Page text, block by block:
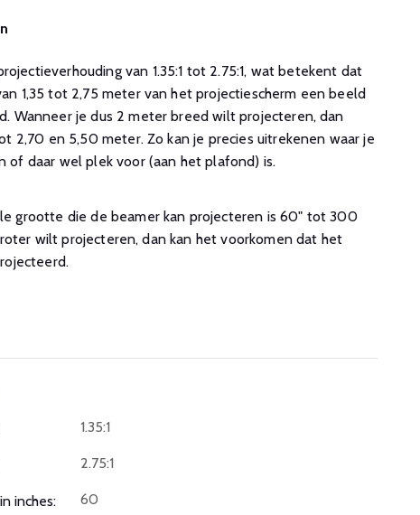
van 1.35:1 tot 2.75:1, wat betekent dat
1,35 tot 2,75 meter van het projectiescherm een beeld
Wanneer je dus 2 meter breed wilt projecteren, dan
2,70 en 5,50 meter. Zo kan je precies uitrekenen waar je
of daar wel plek voor (aan het plafond) is.
grootte die de beamer kan projecteren is 60" tot 300
wilt projecteren, dan kan het voorkomen dat het
1.35:1
2.75:1
inches: 60